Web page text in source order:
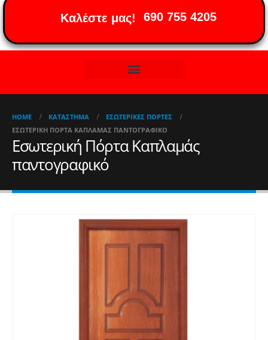
Καλέστε μας! 690 755 4205
HOME ΚΑΤΆΣΤΗΜΑ
ΕΣΩΤΕΡΙΚΈΣ ΠΌΡΤΕΣ
ΕΣΩΤΕΡΙΚΉ ΠΌΡΤΑ ΚΑΠΛΑΜΆΣ ΠΑΝΤΟΓΡΑΦΙΚΌ
Εσωτερική Πόρτα Καπλαμάς
παντογραφικό